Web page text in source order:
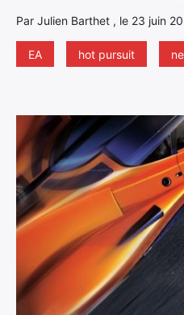
Par Julien Barthet , le 23 juin
EA hot pursuit